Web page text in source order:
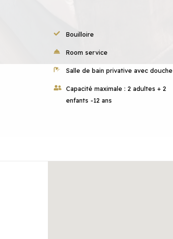
Bouilloire
Room service
Salle de bain privative avec douche
Capacité maximale : 2 adultes + 2
enfants -12 ans